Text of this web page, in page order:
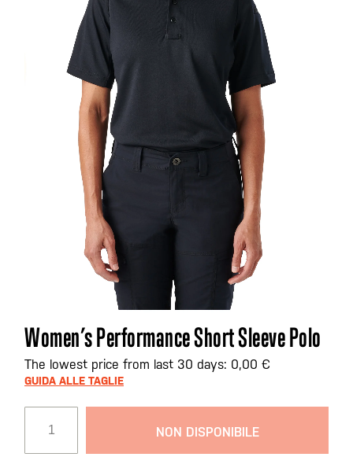
Vai
all'inizio
della
galleria
Women’s Performance Short Sleeve Polo
The lowest price from last 30 days: 0,00 €
GUIDA ALLE TAGLIE
NON DISPONIBILE